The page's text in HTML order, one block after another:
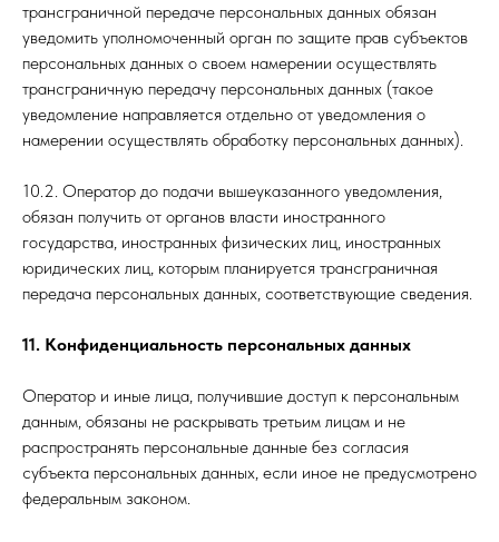
трансграничной передаче персональных данных обязан
уведомить уполномоченный орган по защите прав субъектов
персональных данных о своем намерении осуществлять
трансграничную передачу персональных данных (такое
уведомление направляется отдельно от уведомления о
намерении осуществлять обработку персональных данных).
10.2. Оператор до подачи вышеуказанного уведомления,
обязан получить от органов власти иностранного
государства, иностранных физических лиц, иностранных
юридических лиц, которым планируется трансграничная
передача персональных данных, соответствующие сведения.
11. Конфиденциальность персональных данных
Оператор и иные лица, получившие доступ к персональным
данным, обязаны не раскрывать третьим лицам и не
распространять персональные данные без согласия
субъекта персональных данных, если иное не предусмотрено
федеральным законом.